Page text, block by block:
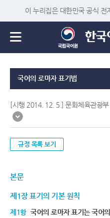
이 누리집은 대한민국 공식 전
국어의 로마자 표기법
[시행 2014. 12. 5.] 문화체육관광
규정 목록 보기
본문
제1장 표기의 기본 원칙
제1항 국어의 로마자 표기는 국어